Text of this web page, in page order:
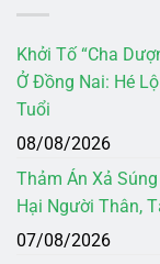
Khởi Tố “Cha
Ở Đồng Nai: Hé
Tuổi
08/08/2026
Thảm Án Xả
Hại Người Thân,
07/08/2026